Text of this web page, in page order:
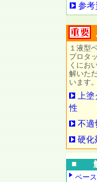
参考
１液型
プロタ
くにお
解いた
います。
上塗
性
不適
硬化
■ 解
ベー